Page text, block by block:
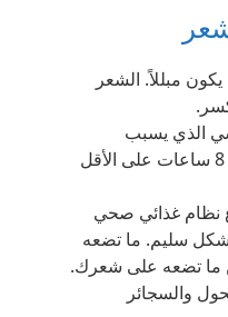
مبللاً. الشعر
الذي يسبب
تساقط الشعر . احصل على 8 ساعات على الأقل
نظام غذائي صحي
سليم. ما تضعه
ما تضعه على شعرك.
والسجائر